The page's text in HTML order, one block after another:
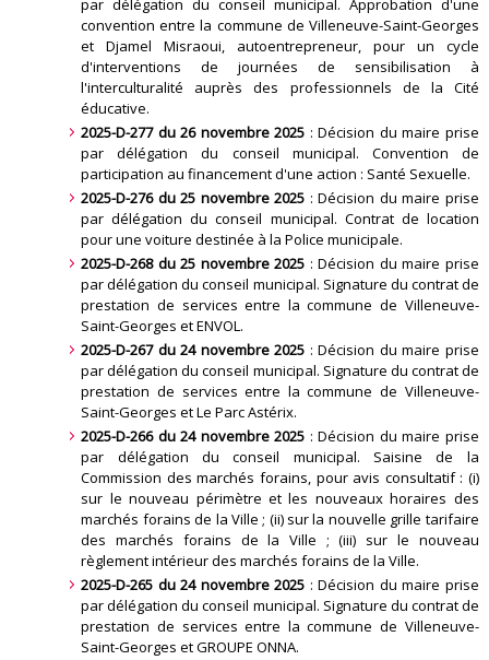
par délégation du conseil municipal. Approbation d'une
convention entre la commune de Villeneuve-Saint-Georges
et Djamel Misraoui, autoentrepreneur, pour un cycle
d'interventions de journées de sensibilisation à
l'interculturalité auprès des professionnels de la Cité
éducative.
2025-D-277 du 26 novembre 2025 : Décision du maire prise
par délégation du conseil municipal. Convention de
participation au financement d'une action : Santé Sexuelle.
2025-D-276 du 25 novembre 2025 : Décision du maire prise
par délégation du conseil municipal. Contrat de location
pour une voiture destinée à la Police municipale.
2025-D-268 du 25 novembre 2025 : Décision du maire prise
par délégation du conseil municipal. Signature du contrat de
prestation de services entre la commune de Villeneuve-
Saint-Georges et ENVOL.
2025-D-267 du 24 novembre 2025 : Décision du maire prise
par délégation du conseil municipal. Signature du contrat de
prestation de services entre la commune de Villeneuve-
Saint-Georges et Le Parc Astérix.
2025-D-266 du 24 novembre 2025 : Décision du maire prise
par délégation du conseil municipal. Saisine de la
Commission des marchés forains, pour avis consultatif : (i)
sur le nouveau périmètre et les nouveaux horaires des
marchés forains de la Ville ; (ii) sur la nouvelle grille tarifaire
des marchés forains de la Ville ; (iii) sur le nouveau
règlement intérieur des marchés forains de la Ville.
2025-D-265 du 24 novembre 2025 : Décision du maire prise
par délégation du conseil municipal. Signature du contrat de
prestation de services entre la commune de Villeneuve-
Saint-Georges et GROUPE ONNA.